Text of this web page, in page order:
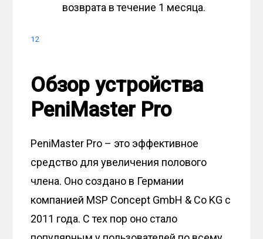
возврата в течение 1 месяца.
12
Обзор устройства
PeniMaster Pro
PeniMaster Pro – это эффективное
средство для увеличения полового
члена. Оно создано в Германии
компанией MSP Concept GmbH & Co KG с
2011 года. С тех пор оно стало